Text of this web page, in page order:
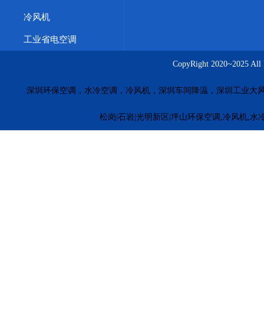
冷风机
工业省电空调
CopyRight 2020~2025
深圳环保空调，水冷空调，冷风机，深圳车间降温，深圳工业大
松岗|石岩|光明新区|坪山环保空调,冷风机,水